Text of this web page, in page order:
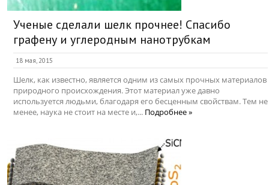
Ученые сделали шелк прочнее! Спасибо
графену и углеродным нанотрубкам
18 мая, 2015
Шелк, как известно, является одним из самых прочных материалов
природного происхождения. Этот материал уже давно
используется людьми, благодаря его бесценным свойствам. Тем не
менее, наука не стоит на месте и,... Подробнее »